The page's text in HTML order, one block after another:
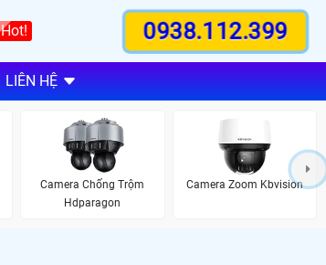
Hot! 0938.112.399
LIÊN HỆ
Camera Chống Trộm
Hdparagon
Camera Zoom Kbvision